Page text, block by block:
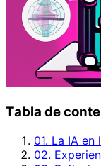
Tabla de
01. La IA
02.